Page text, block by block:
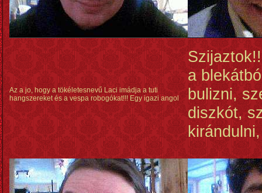
Az a jo, hogy a tökéletesnevű Laci imádja a tuti
hangszereket és a vespa robogókat!!! Egy igazi angol
a
bulizni,
diszkót,